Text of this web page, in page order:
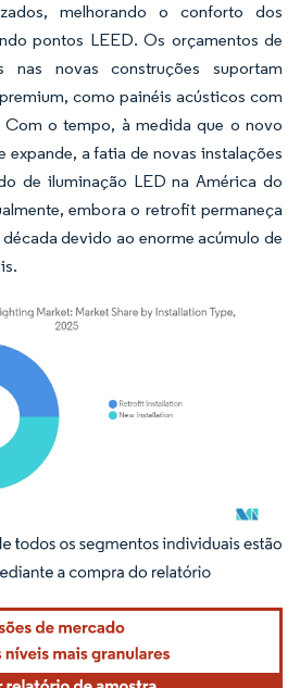
melhorando o conforto dos
pontos LEED. Os orçamentos de
nas novas construções suportam
como painéis acústicos com
o tempo, à medida que o novo
a fatia de novas instalações
de iluminação LED na América do
embora o retrofit permaneça
devido ao enorme acúmulo de
O reuso requer atribuição conforme CC BY 4.0.